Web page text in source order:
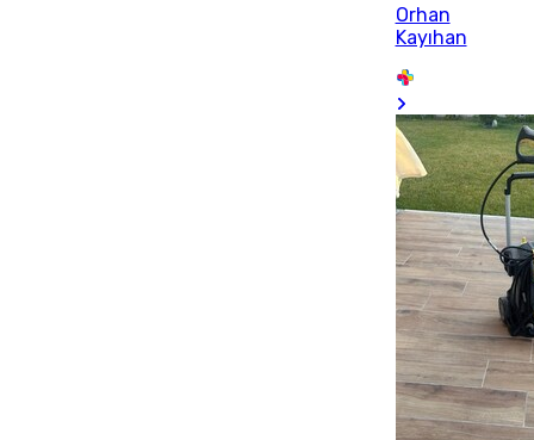
Orhan
Kayıhan